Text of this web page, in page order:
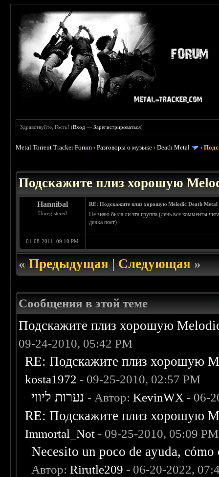
Здравствуйте, Гость! (Вход —Зарегистрироваться)
Metal Torrent Tracker Forum ›Разговоры о музыке ›Death Metal ›
Подскажите плиз хорошую
Hannibal
Unregistered
RE: Подскажите плиз хорошую Melodic Death Metal
Не знаю была ли эта группа (лень все комменты
девка поет)
01-08-2011, 09:10 PM
«Предыдущая|Следующая»
Сообщения в этой теме
Подскажите плиз хорошую
09-24-2010, 05:42 PM
RE: Подскажите плиз хорошую
kosta1972 - 09-25-2010, 02:57 PM
נערות ליווי - Автор:KevinWX - 06-
RE: Подскажите плиз хорошую
Immortal_Not - 09-25-2010, 05:09 PM
Necesito un poco de ayuda,
Автор:Rirutle209 - 06-20-2022,